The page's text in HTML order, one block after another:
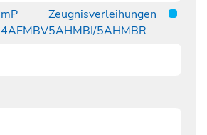
mP
4AFMBV
Zeugnisverleihungen
5AHMBI/5AHMBR